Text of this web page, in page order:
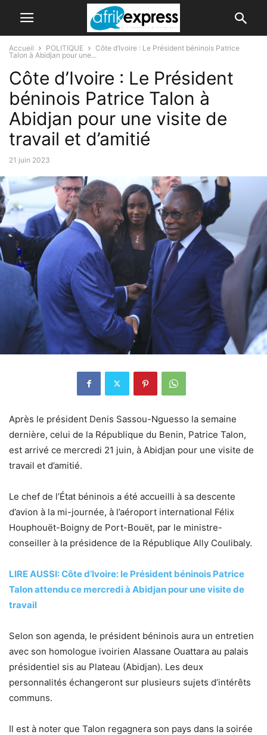
Accueil POLITIQUE
Côte d’Ivoire : Le Président béninois Patrice
Talon à Abidjan pour une...
Côte d’Ivoire : Le Président
béninois Patrice Talon à
Abidjan pour une visite de
travail et d’amitié
21 juin 2023
Après le président Denis Sassou-Nguesso la semaine
dernière, celui de la République du Benin, Patrice Talon,
est arrivé ce mercredi 21 juin, à Abidjan pour une visite de
travail et d’amitié.
Le chef de l’État béninois a été accueilli à sa descente
d’avion à la mi-journée, à l’aéroport international Félix
Houphouët-Boigny de Port-Bouët, par le ministre-
conseiller à la présidence de la République Ally Coulibaly.
LIRE AUSSI: Côte d’Ivoire: le Président béninois Patrice
Talon attendu ce mercredi à Abidjan pour une visite de
travail
Selon son agenda, le président béninois aura un entretien
avec son homologue ivoirien Alassane Ouattara au palais
présidentiel sis au Plateau (Abidjan). Les deux
personnalités échangeront sur plusieurs sujets d’intérêts
communs.
Il est à noter que Talon regagnera son pays dans la soirée